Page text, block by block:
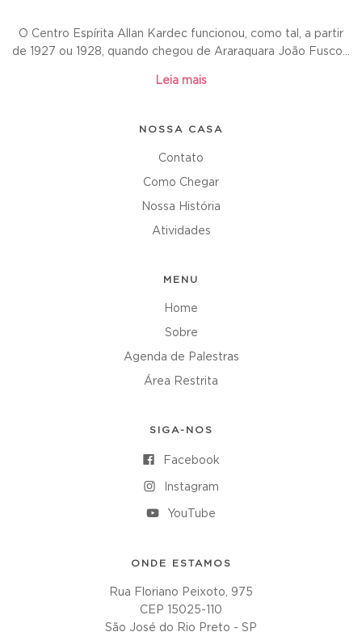
O Centro Espírita Allan Kardec funcionou, como tal, a partir
de 1927 ou 1928, quando chegou de Araraquara João Fusco...
Leia mais
NOSSA CASA
Contato
Como Chegar
Nossa História
Atividades
MENU
Home
Sobre
Agenda de Palestras
Área Restrita
SIGA-NOS
Facebook
Instagram
YouTube
ONDE ESTAMOS
Rua Floriano Peixoto, 975
CEP 15025-110
São José do Rio Preto - SP